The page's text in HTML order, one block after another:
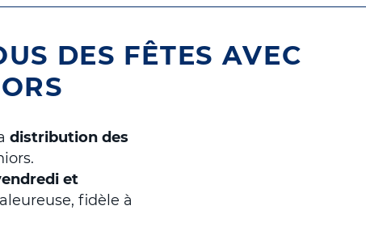
DES FÊTES AVEC
distribution des
et
fidèle à